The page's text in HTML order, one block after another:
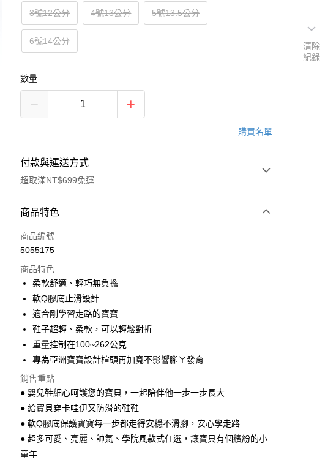
3號12公分 4號13公分 5號13.5公分
6號14公分
數量
購買名單
付款與運送方式
超取滿NT$699免運
付款方式
信用卡一次付款
Apple Pay
街口支付
悠遊付
運送方式
全家付款取貨
每筆NT$68，滿NT$699(含以上)免運費
7-11付款取貨
每筆NT$68，滿NT$699(含以上)免運費
商品特色
商品編號
5055175
商品特色
柔軟舒適、輕巧無負擔
軟Q膠底止滑設計
適合剛學習走路的寶寶
鞋子超輕、柔軟，可以輕鬆對折
重量控制在100~262公克
專為亞洲寶寶設計楦頭再加寬不影響腳ㄚ發育
銷售重點
● 嬰兒鞋細心呵護您的寶貝，一起陪伴他一步一步長大
● 給寶貝穿卡哇伊又防滑的鞋鞋
● 軟Q膠底保護寶寶每一步都走得安穩不滑腳，安心學走路
● 超多可愛、亮麗、帥氣、學院風款式任選，讓寶貝有個繽紛的小
童年
清除
紀錄